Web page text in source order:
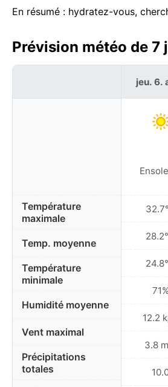
En résumé : hydratez-vous,
Prévision météo de
Température
maximale
Temp. moyenne
Température
minimale
Humidité moyenne
Vent maximal
Précipitations
totales
jeu. 6.
71%
12.2
3.8